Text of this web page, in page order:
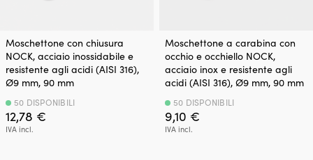
Moschettone con chiusura
NOCK, acciaio inossidabile e
resistente agli acidi (AISI 316),
Ø9 mm, 90 mm
12,78 €
IVA incl.
50 DISPONIBILI
Moschettone a carabina con
occhio e occhiello NOCK,
acciaio inox e resistente agli
acidi (AISI 316), Ø9 mm, 90 mm
9,10 €
IVA incl.
50 DISPONIBILI